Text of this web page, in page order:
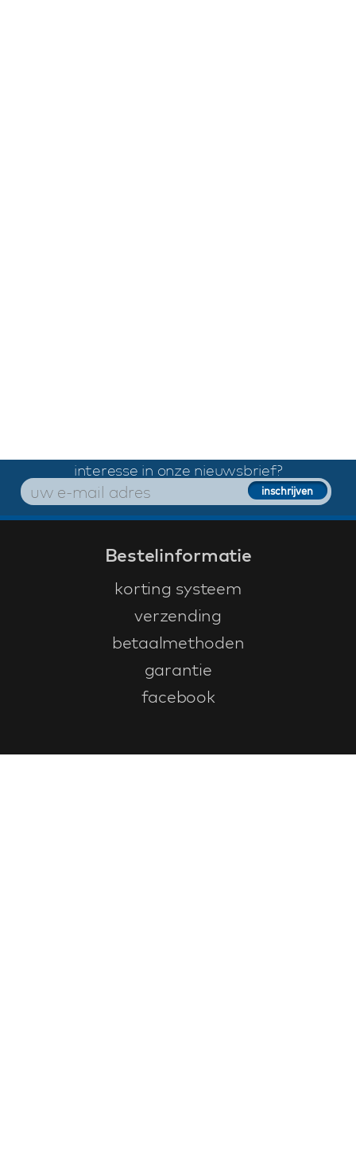
interesse in onze nieuwsbrief?
Bestelinformatie
korting systeem
verzending
betaalmethoden
garantie
facebook
Klantenservice